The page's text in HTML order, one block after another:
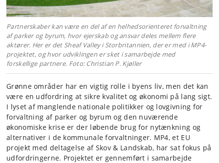
Partnerskaber kan være en del af en helhedsorienteret forvaltning
af parker og byrum, hvor ejerskab og ansvar deles mellem flere
aktører. Her er det Sheaf Valley i Storbritannien, der er med i MP4-
projektet, og hvor udviklingen er sket i samarbejde med
forskellige partnere. Foto: Christian P. Kjøller
Grønne områder har en vigtig rolle i byens liv, men det kan
være en udfordring at sikre kvalitet og økonomi på lang sigt.
I lyset af manglende nationale politikker og lovgivning for
forvaltning af parker og byrum og den nuværende
økonomiske krise er der løbende brug for nytænkning og
alternativer i de kommunale forvaltninger. MP4, et EU
projekt med deltagelse af Skov & Landskab, har sat fokus på
udfordringerne. Projektet er gennemført i samarbejde